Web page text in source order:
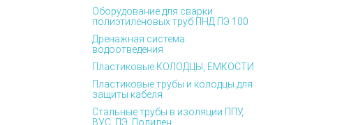
Оборудование для сварки
полиэтиленовых труб ПНД ПЭ 100
Дренажная система
водоотведения
Пластиковые КОЛОДЦЫ, ЕМКОСТИ
Пластиковые трубы и колодцы для
защиты кабеля
Стальные трубы в изоляции ППУ,
ВУС, ПЭ, Полилен